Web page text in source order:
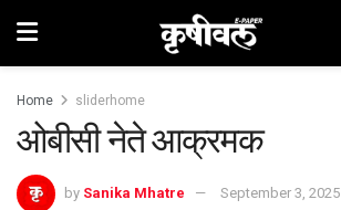
Home sliderhome
ओबीसी नेते आक्रमक
by Sanika Mhatre September 3, 2025